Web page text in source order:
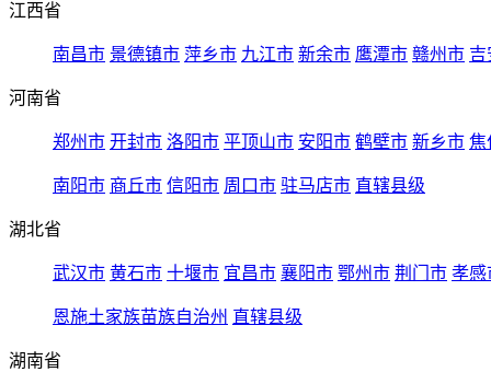
江西省
南昌市 景德镇市 萍乡市 九江市 新余市 鹰潭市 赣州市 吉
河南省
郑州市 开封市 洛阳市 平顶山市 安阳市 鹤壁市 新乡市 焦
南阳市 商丘市 信阳市 周口市 驻马店市 直辖县级
湖北省
武汉市 黄石市 十堰市 宜昌市 襄阳市 鄂州市 荆门市 孝感
恩施土家族苗族自治州 直辖县级
湖南省